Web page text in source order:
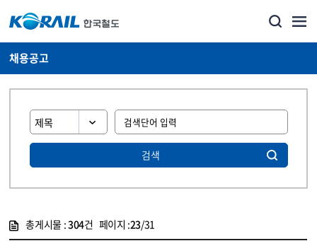
채용공고
검색
총게시물 :304건 페이지 :23/31